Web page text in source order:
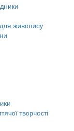
живопису
творчості